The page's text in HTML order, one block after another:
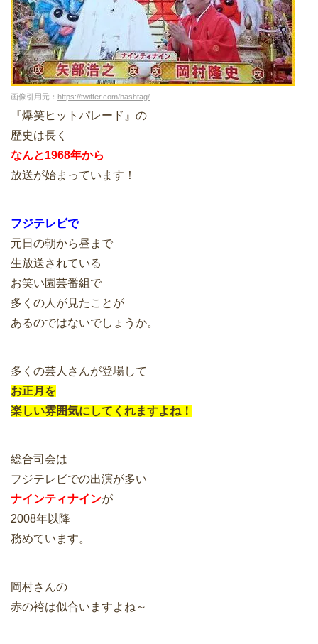
画像引用元： https://twitter.com/hashtag/
『爆笑ヒットパレード』の
歴史は長く
なんと1968年から
放送が始まっています！
フジテレビで
元日の朝から昼まで
生放送されている
お笑い園芸番組で
多くの人が見たことが
あるのではないでしょうか。
多くの芸人さんが登場して
お正月を
楽しい雰囲気にしてくれますよね！
総合司会は
フジテレビでの出演が多い
ナインティナインが
2008年以降
務めています。
岡村さんの
赤の袴は似合いますよね～